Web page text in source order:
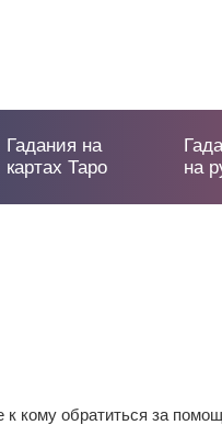
Гадания на
картах Таро
на
к кому обратиться за